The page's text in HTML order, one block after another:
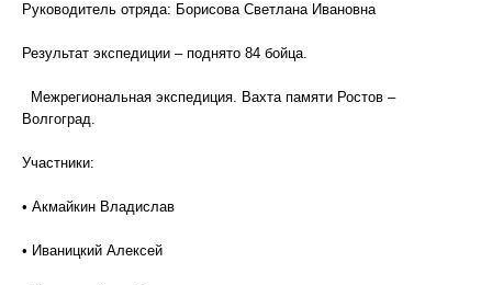
Руководитель отряда: Борисова Светлана Ивановна
Результат экспедиции – поднято 84 бойца.
Межрегиональная экспедиция. Вахта памяти Ростов –
Волгоград.
Участники:
• Акмайкин Владислав
• Иваницкий Алексей